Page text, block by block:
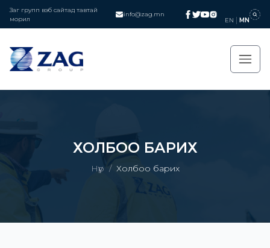
Заг групп вэб сайтад тавтай
морил
info@zag.mn
EN MN
ХОЛБОО БАРИХ
Нүүр / Холбоо барих